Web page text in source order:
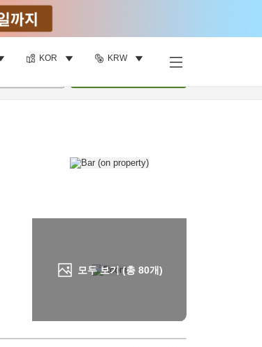
KOR KRW
모두 보기 (총 80개)